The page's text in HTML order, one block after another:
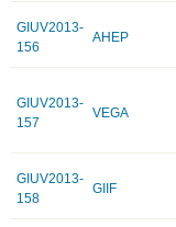
GIUV2013-
156
AHEP
GIUV2013-
157
VEGA
GIUV2013-
158
GIIF